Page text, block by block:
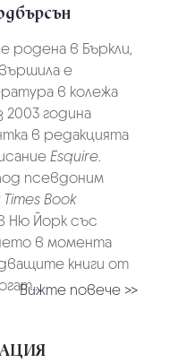
родена в Бъркли,
е
в колежа
2003 година
в редакцията
Esquire.
псевдоним
Book
Ню Йорк със
в момента
книги от
Вижте повече >>